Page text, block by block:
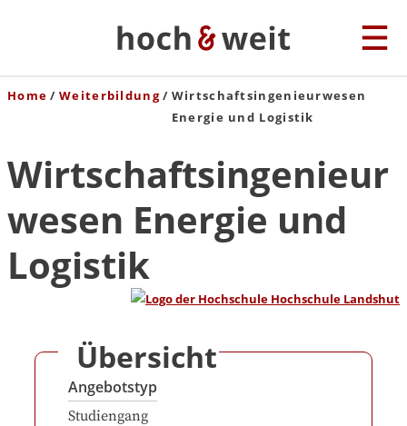
Home Weiterbildung
Wirtschaftsingenieurwesen
Energie und Logistik
Wirtschaftsingenieur
wesen Energie und
Logistik
Übersicht
Angebotstyp
Studiengang